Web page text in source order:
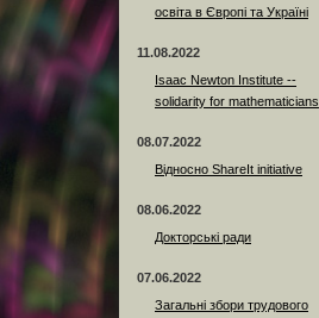
освіта в Європі та Україні
11.08.2022
Isaac Newton Institute --
solidarity for mathematicians
08.07.2022
Відносно ShareIt initiative
08.06.2022
Докторські ради
07.06.2022
Загальні збори трудового